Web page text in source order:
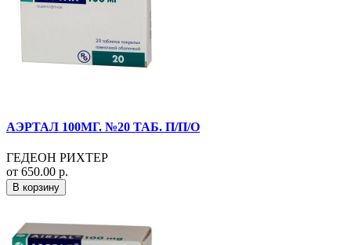
АЭРТАЛ 100МГ. №20 ТАБ. П/П/О
ГЕДЕОН РИХТЕР
от 650.00 р.
В корзину